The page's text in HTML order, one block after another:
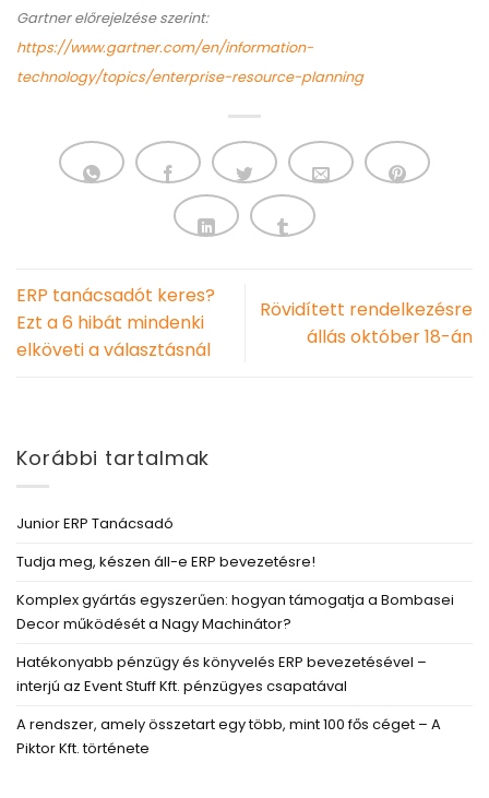
Gartner előrejelzése szerint:
https://www.gartner.com/en/information-
technology/topics/enterprise-resource-planning
ERP tanácsadót keres?
Ezt a 6 hibát mindenki
elköveti a választásnál
Rövidített rendelkezésre
állás október 18-án
Korábbi tartalmak
Junior ERP Tanácsadó
Tudja meg, készen áll-e ERP bevezetésre!
Komplex gyártás egyszerűen: hogyan támogatja a Bombasei
Decor működését a Nagy Machinátor?
Hatékonyabb pénzügy és könyvelés ERP bevezetésével –
interjú az Event Stuff Kft. pénzügyes csapatával
A rendszer, amely összetart egy több, mint 100 fős céget – A
Piktor Kft. története